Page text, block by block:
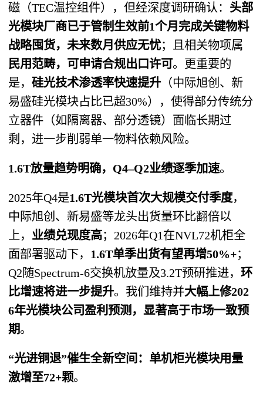
磁（TEC温控组件），但经深度调研确认： 头部
光模块厂商已于管制生效前1个月完成关键物料
战略囤货，未来数月供应无忧；且相关物项属
民用范畴，可申请合规出口许可。更重要的
是，硅光技术渗透率快速提升（中际旭创、新
易盛硅光模块占比已超30%），使得部分传统分
立器件（如隔离器、部分透镜）面临长期过
剩，进一步削弱单一物料依赖风险。
1.6T放量趋势明确，Q4–Q2业绩逐季加速。
2025年Q4是1.6T光模块首次大规模交付季度，
中际旭创、新易盛等龙头出货量环比翻倍以
上， 业绩兑现度高；2026年Q1在NVL72机柜全
面部署驱动下， 1.6T单季出货有望再增50%+；
Q2随Spectrum-6交换机放量及3.2T预研推进，环
比增速将进一步提升。我们维持并大幅上修202
6年光模块公司盈利预测，显著高于市场一致预
期。
“光进铜退”催生全新空间：单机柜光模块用量
激增至72+颗。